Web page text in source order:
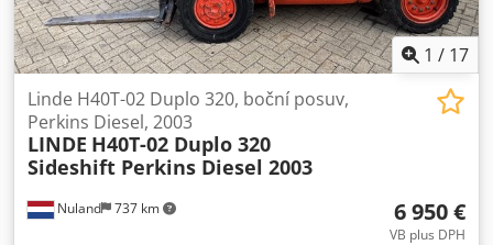
1 / 17
Nuland 737 km
Linde H40T-02 Duplo 320, boční posuv,
Perkins Diesel, 2003
LINDE H40T-02 Duplo 320
Sideshift Perkins Diesel 2003
6 950 €
VB plus DPH